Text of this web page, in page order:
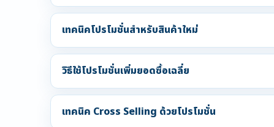
เทคนิคโปรโมชั่นสำหรับสินค้าใหม่
วิธีใช้โปรโมชั่นเพิ่มยอดซื้อเฉลี่ย
เทคนิค Cross Selling ด้วยโปรโมชั่น